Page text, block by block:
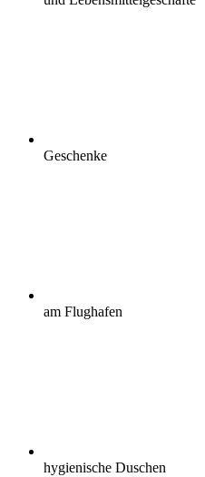
Geschenke
am Flughafen
hygienische Duschen